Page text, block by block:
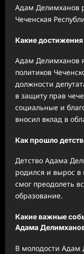
Адам Делимханов
Чеченская
Какие
Адам Делимханов
политиков
должности
в защиту прав
социальные и
вносил вклад в
Как прошло
Детство Адама
родился и вырос
смог преодолеть
образование.
Какие важные
Адама
В молодости Адам